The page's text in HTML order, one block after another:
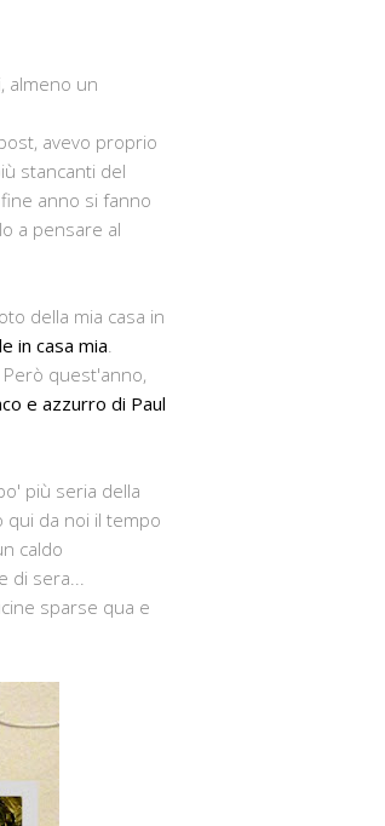
almeno un
avevo proprio
stancanti del
anno si fanno
a pensare al
della mia casa in
in casa mia.
quest'anno,
e azzurro di Paul
più seria della
qui da noi il tempo
caldo
di sera...
sparse qua e